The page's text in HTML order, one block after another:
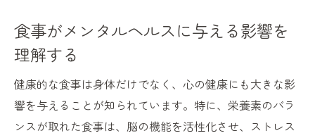
食事がメンタルヘルスに与える影響を
理解する
健康的な食事は身体だけでなく、心の健康にも大きな影
響を与えることが知られています。特に、栄養素のバラ
ンスが取れた食事は、脳の機能を活性化させ、ストレス